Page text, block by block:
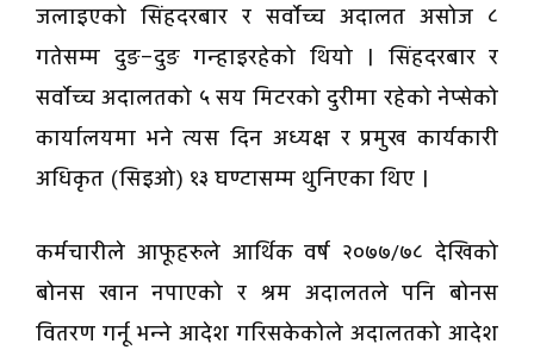
जलाइएको सिंहदरबार र सर्वाेच्च अदालत असोज ८
गतेसम्म दुङ–दुङ गन्हाइरहेको थियो । सिंहदरबार र
सर्वाेच्च अदालतको ५ सय मिटरको दुरीमा रहेको नेप्सेको
कार्यालयमा भने त्यस दिन अध्यक्ष र प्रमुख कार्यकारी
अधिकृत (सिइओ) १३ घण्टासम्म थुनिएका थिए ।
कर्मचारीले आफूहरुले आर्थिक वर्ष २०७७/७८ देखिको
बोनस खान नपाएको र श्रम अदालतले पनि बोनस
वितरण गर्नू भन्ने आदेश गरिसकेकोले अदालतको आदेश